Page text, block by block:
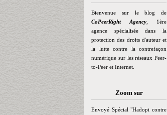
Bienvenue sur le blog de
CoPeerRight Agency , 1ère
agence spécialisée dans la
protection des droits d'auteur et
la lutte contre la contrefaçon
numérique sur les réseaux Peer-
to-Peer et Internet.
Zoom sur
Envoyé Spécial "Hadopi contre